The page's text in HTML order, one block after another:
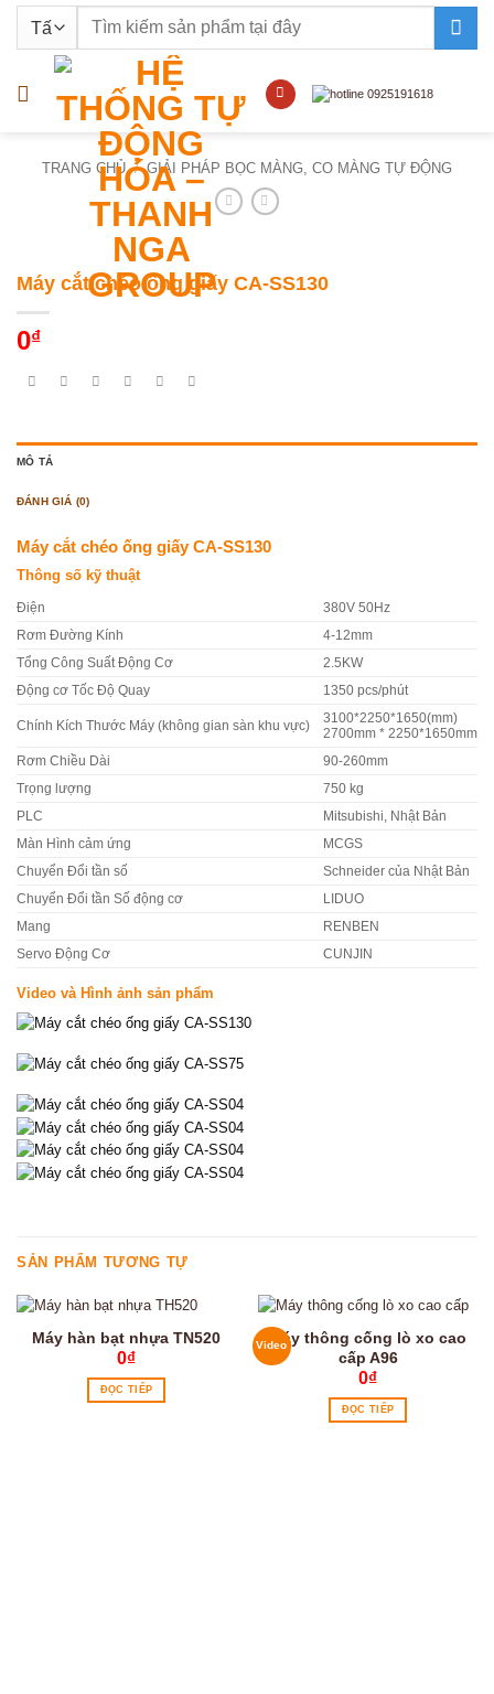
nội
Tìm
TRANG CHỦ / GIẢI PHÁP BỌC MÀNG, CO MÀNG TỰ ĐỘNG
Máy cắt chéo ống giấy CA-SS130
0₫
MÔ TẢ
ĐÁNH GIÁ (0)
Máy cắt chéo ống giấy CA-SS130
Thông số kỹ thuật
Điện 380V 50Hz
Rơm Đường Kính 4-12mm
Tổng Công Suất Động Cơ 2.5KW
Động cơ Tốc Độ Quay 1350 pcs/phút
Chính Kích Thước Máy (không gian sàn khu vực)
3100*2250*1650(mm)
2700mm * 2250*1650mm
Rơm Chiều Dài 90-260mm
Trọng lượng 750 kg
PLC Mitsubishi, Nhật Bản
Màn Hình cảm ứng MCGS
Chuyển Đổi tần số Schneider của Nhật Bản
Chuyển Đổi tần Số động cơ LIDUO
Mang RENBEN
Servo Động Cơ CUNJIN
Video và Hình ảnh sản phẩm
SẢN PHẨM TƯƠNG TỰ
Máy hàn bạt nhựa TN520
0₫
ĐỌC TIẾP
VideoMáy thông cống lò xo cao
cấp A96
0₫
ĐỌC TIẾP